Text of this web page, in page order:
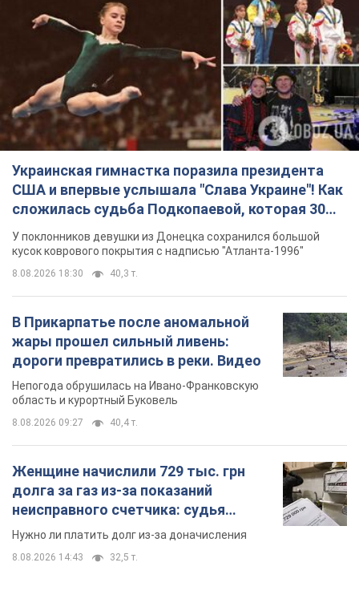
Украинская гимнастка поразила президента
США и впервые услышала "Слава Украине"! Как
сложилась судьба Подкопаевой, которая 30
лет назад завоевала "золото" Олимпиады
У поклонников девушки из Донецка сохранился большой
кусок коврового покрытия с надписью "Атланта-1996"
8.08.2026 18:30 40,3 т.
В Прикарпатье после аномальной
жары прошел сильный ливень:
дороги превратились в реки. Видео
Непогода обрушилась на Ивано-Франковскую
область и курортный Буковель
8.08.2026 09:27 40,4 т.
Женщине начислили 729 тыс. грн
долга за газ из-за показаний
неисправного счетчика: судья
вынес неожиданное решение
Нужно ли платить долг из-за доначисления
8.08.2026 14:43 32,5 т.